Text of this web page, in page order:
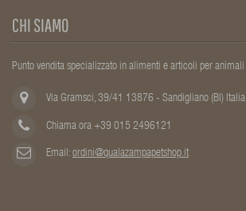
CHI SIAMO
Punto vendita specializzato in alimenti e articoli per animali
Via Gramsci, 39/41 13876 - Sandigliano (BI) Italia
Chiama ora +39 015 2496121
Email: ordini@qualazampapetshop.it